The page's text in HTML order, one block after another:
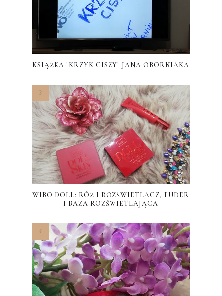
KSIĄŻKA "KRZYK CISZY" JANA OBORNIAKA
WIBO DOLL: RÓŻ I ROZŚWIETLACZ, PUDER
I BAZA ROZŚWIETLAJĄCA